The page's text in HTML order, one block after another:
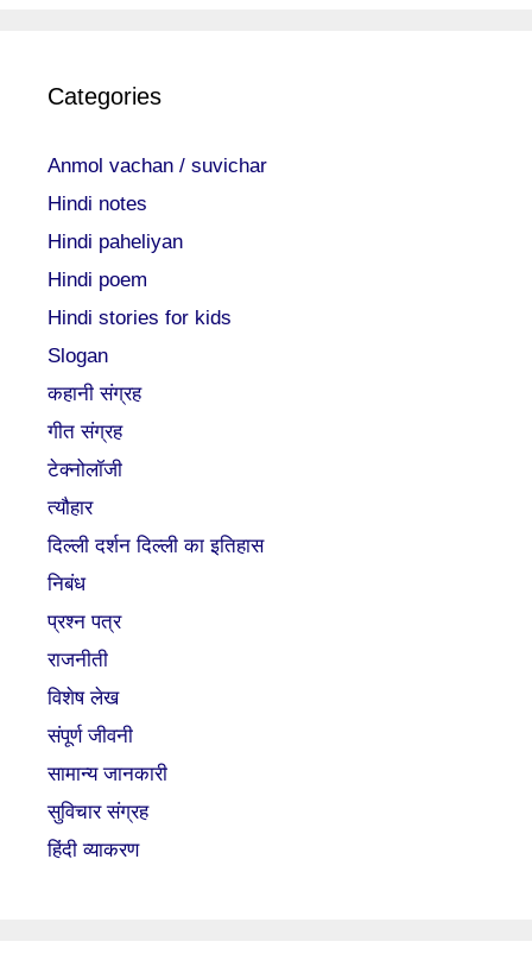
Categories
Anmol vachan / suvichar
Hindi notes
Hindi paheliyan
Hindi poem
Hindi stories for kids
Slogan
कहानी संग्रह
गीत संग्रह
टेक्नोलॉजी
त्यौहार
दिल्ली दर्शन दिल्ली का इतिहास
निबंध
प्रश्न पत्र
राजनीती
विशेष लेख
संपूर्ण जीवनी
सामान्य जानकारी
सुविचार संग्रह
हिंदी व्याकरण